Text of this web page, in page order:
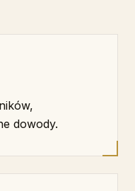
dowody.